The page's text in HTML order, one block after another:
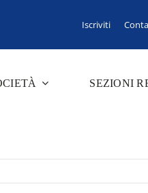
Iscriviti
SEZIONI